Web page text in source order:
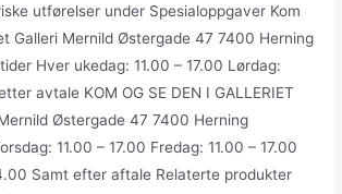
utførelser under Spesialoppgaver Kom
Galleri Mernild Østergade 47 7400 Herning
Hver ukedag: 11.00 – 17.00 Lørdag:
avtale KOM OG SE DEN I GALLERIET
Østergade 47 7400 Herning
11.00 – 17.00 Fredag: 11.00 – 17.00
Samt efter aftale Relaterte produkter